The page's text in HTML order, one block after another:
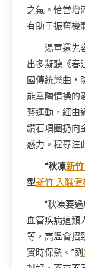
之氣。恰當增
有助于振奮機
湯軍還先
出多凝聽《春
國傳統樂曲，
能熏陶情操的
藝運動，經由
鑽石項圈扔向
惑力。程專注
“秋凍新
型新竹 入職健
“秋凍要
血管疾病這類
等，高溫會招
實時保熱。”劉